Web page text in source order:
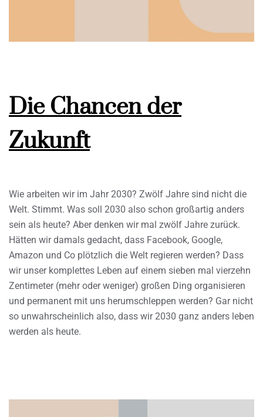
Die Chancen der
Zukunft
Wie arbeiten wir im Jahr 2030? Zwölf Jahre sind nicht die
Welt. Stimmt. Was soll 2030 also schon großartig anders
sein als heute? Aber denken wir mal zwölf Jahre zurück.
Hätten wir damals gedacht, dass Facebook, Google,
Amazon und Co plötzlich die Welt regieren werden? Dass
wir unser komplettes Leben auf einem sieben mal vierzehn
Zentimeter (mehr oder weniger) großen Ding organisieren
und permanent mit uns herumschleppen werden? Gar nicht
so unwahrscheinlich also, dass wir 2030 ganz anders leben
werden als heute.